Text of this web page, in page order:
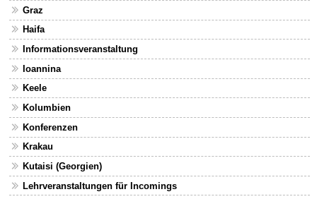
Graz
Haifa
Informationsveranstaltung
Ioannina
Keele
Kolumbien
Konferenzen
Krakau
Kutaisi (Georgien)
Lehrveranstaltungen für Incomings